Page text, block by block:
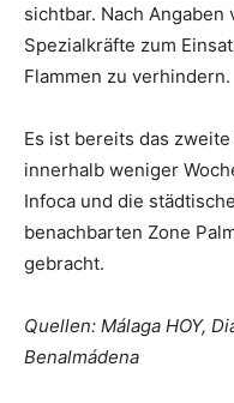
sichtbar. Nach
Spezialkräfte zum
Flammen zu verhindern.
Es ist bereits das
innerhalb weniger
Infoca und die
benachbarten Zone
gebracht.
Quellen: Málaga HOY,
Benalmádena